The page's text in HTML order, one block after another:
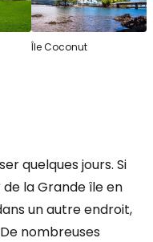
Île Coconut
quelques jours. Si
la Grande île en
un autre endroit,
nombreuses